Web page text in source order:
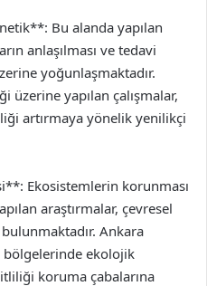
Bu alanda yapılan
anlaşılması ve tedavi
yoğunlaşmaktadır.
üzerine yapılan çalışmalar,
artırmaya yönelik yenilikçi
Ekosistemlerin korunması
araştırmalar, çevresel
Ankara
bölgelerinde ekolojik
koruma çabalarına